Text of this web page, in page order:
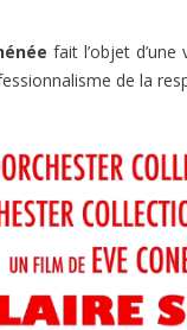
fait l’objet
de la